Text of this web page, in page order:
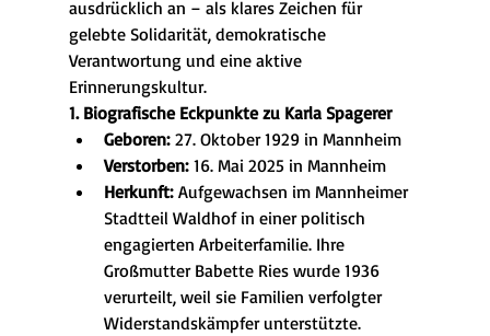
ausdrücklich an – als klares Zeichen für
gelebte Solidarität, demokratische
Verantwortung und eine aktive
Erinnerungskultur.
1. Biografische Eckpunkte zu Karla Spagerer
Geboren: 27. Oktober 1929 in Mannheim
Verstorben: 16. Mai 2025 in Mannheim
Herkunft: Aufgewachsen im Mannheimer
Stadtteil Waldhof in einer politisch
engagierten Arbeiterfamilie. Ihre
Großmutter Babette Ries wurde 1936
verurteilt, weil sie Familien verfolgter
Widerstandskämpfer unterstützte.